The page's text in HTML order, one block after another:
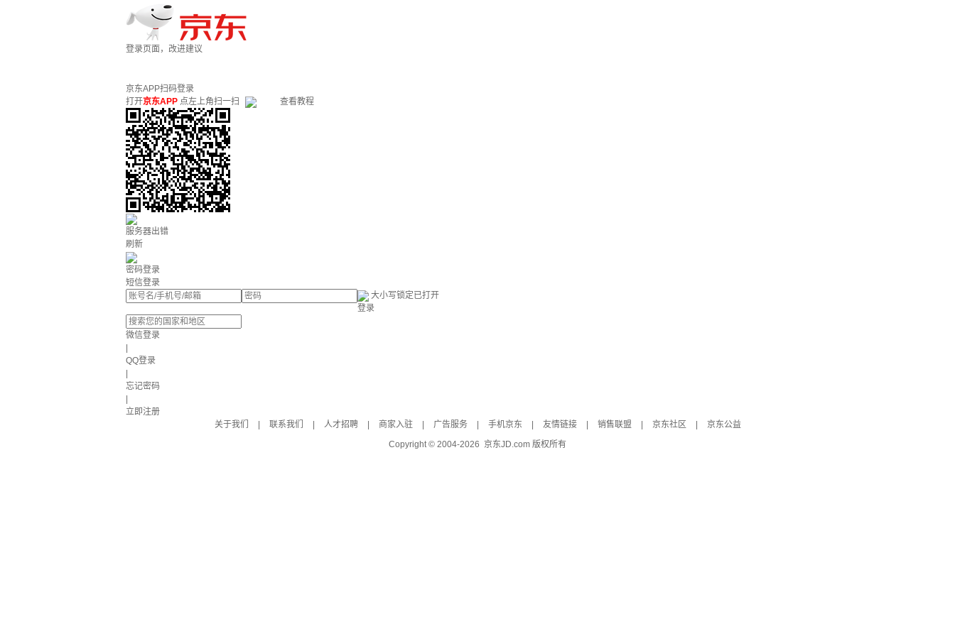
登录页面，改进建议
京东APP扫码登录
打开京东APP 点左上角扫一扫 查看教程
服务器出错
刷新
密码登录
短信登录
大小写锁定已打开
登录
微信登录
QQ登录
忘记密码
立即注册
关于我们
联系我们 人才招聘 商家入驻 广告服务 手机京东 友情链接 销售联盟 京东社区
京东公益
Copyright © 2004-2026 京东JD.com 版权所有